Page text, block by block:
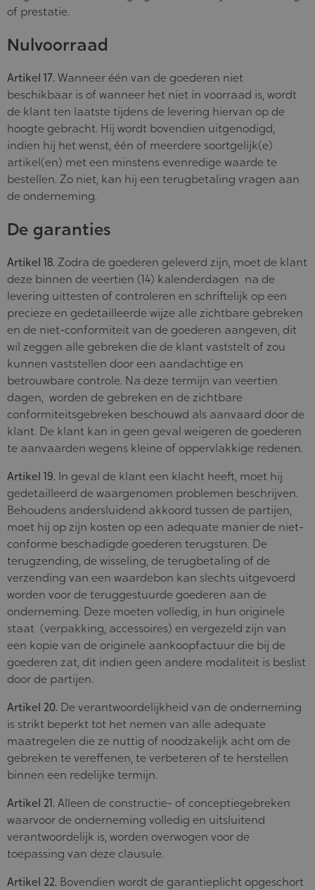
of prestatie.
Nulvoorraad
Artikel 17. Wanneer één van de goederen niet
beschikbaar is of wanneer het niet in voorraad is, wordt
de klant ten laatste tijdens de levering hiervan op de
hoogte gebracht. Hij wordt bovendien uitgenodigd,
indien hij het wenst, één of meerdere soortgelijk(e)
artikel(en) met een minstens evenredige waarde te
bestellen. Zo niet, kan hij een terugbetaling vragen aan
de onderneming.
De garanties
Artikel 18. Zodra de goederen geleverd zijn, moet de klant
deze binnen de veertien (14) kalenderdagen na de
levering uittesten of controleren en schriftelijk op een
precieze en gedetailleerde wijze alle zichtbare gebreken
en de niet-conformiteit van de goederen aangeven, dit
wil zeggen alle gebreken die de klant vaststelt of zou
kunnen vaststellen door een aandachtige en
betrouwbare controle. Na deze termijn van veertien
dagen, worden de gebreken en de zichtbare
conformiteitsgebreken beschouwd als aanvaard door de
klant. De klant kan in geen geval weigeren de goederen
te aanvaarden wegens kleine of oppervlakkige redenen.
Artikel 19. In geval de klant een klacht heeft, moet hij
gedetailleerd de waargenomen problemen beschrijven.
Behoudens andersluidend akkoord tussen de partijen,
moet hij op zijn kosten op een adequate manier de niet-
conforme beschadigde goederen terugsturen. De
terugzending, de wisseling, de terugbetaling of de
verzending van een waardebon kan slechts uitgevoerd
worden voor de teruggestuurde goederen aan de
onderneming. Deze moeten volledig, in hun originele
staat (verpakking, accessoires) en vergezeld zijn van
een kopie van de originele aankoopfactuur die bij de
goederen zat, dit indien geen andere modaliteit is beslist
door de partijen.
Artikel 20. De verantwoordelijkheid van de onderneming
is strikt beperkt tot het nemen van alle adequate
maatregelen die ze nuttig of noodzakelijk acht om de
gebreken te vereffenen, te verbeteren of te herstellen
binnen een redelijke termijn.
Artikel 21. Alleen de constructie- of conceptiegebreken
waarvoor de onderneming volledig en uitsluitend
verantwoordelijk is, worden overwogen voor de
toepassing van deze clausule.
Artikel 22. Bovendien wordt de garantieplicht opgeschort